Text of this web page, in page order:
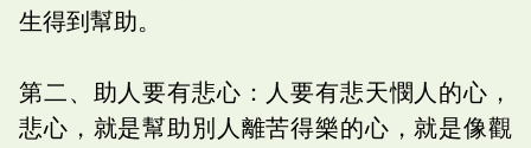
生得到幫助。
第二、助人要有悲心：人要有悲天憫人的心，
悲心，就是幫助別人離苦得樂的心，就是像觀